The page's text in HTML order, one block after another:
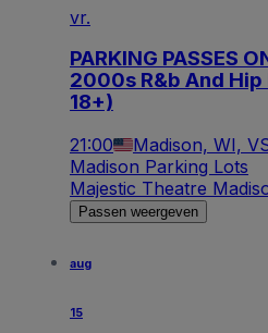
vr.
PARKING PASSES
2000s R&b And
18+)
21:00 Madison, WI,
Madison Parking Lots
Majestic Theatre
Passen weergeven
aug
15